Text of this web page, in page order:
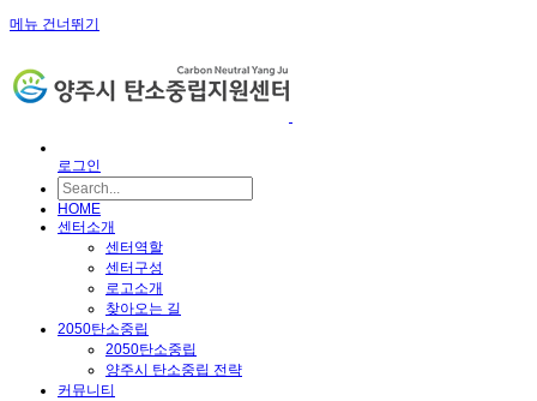
메뉴 건너뛰기
로그인
HOME
센터소개
센터역할
센터구성
로고소개
찾아오는 길
2050탄소중립
2050탄소중립
양주시 탄소중립 전략
커뮤니티